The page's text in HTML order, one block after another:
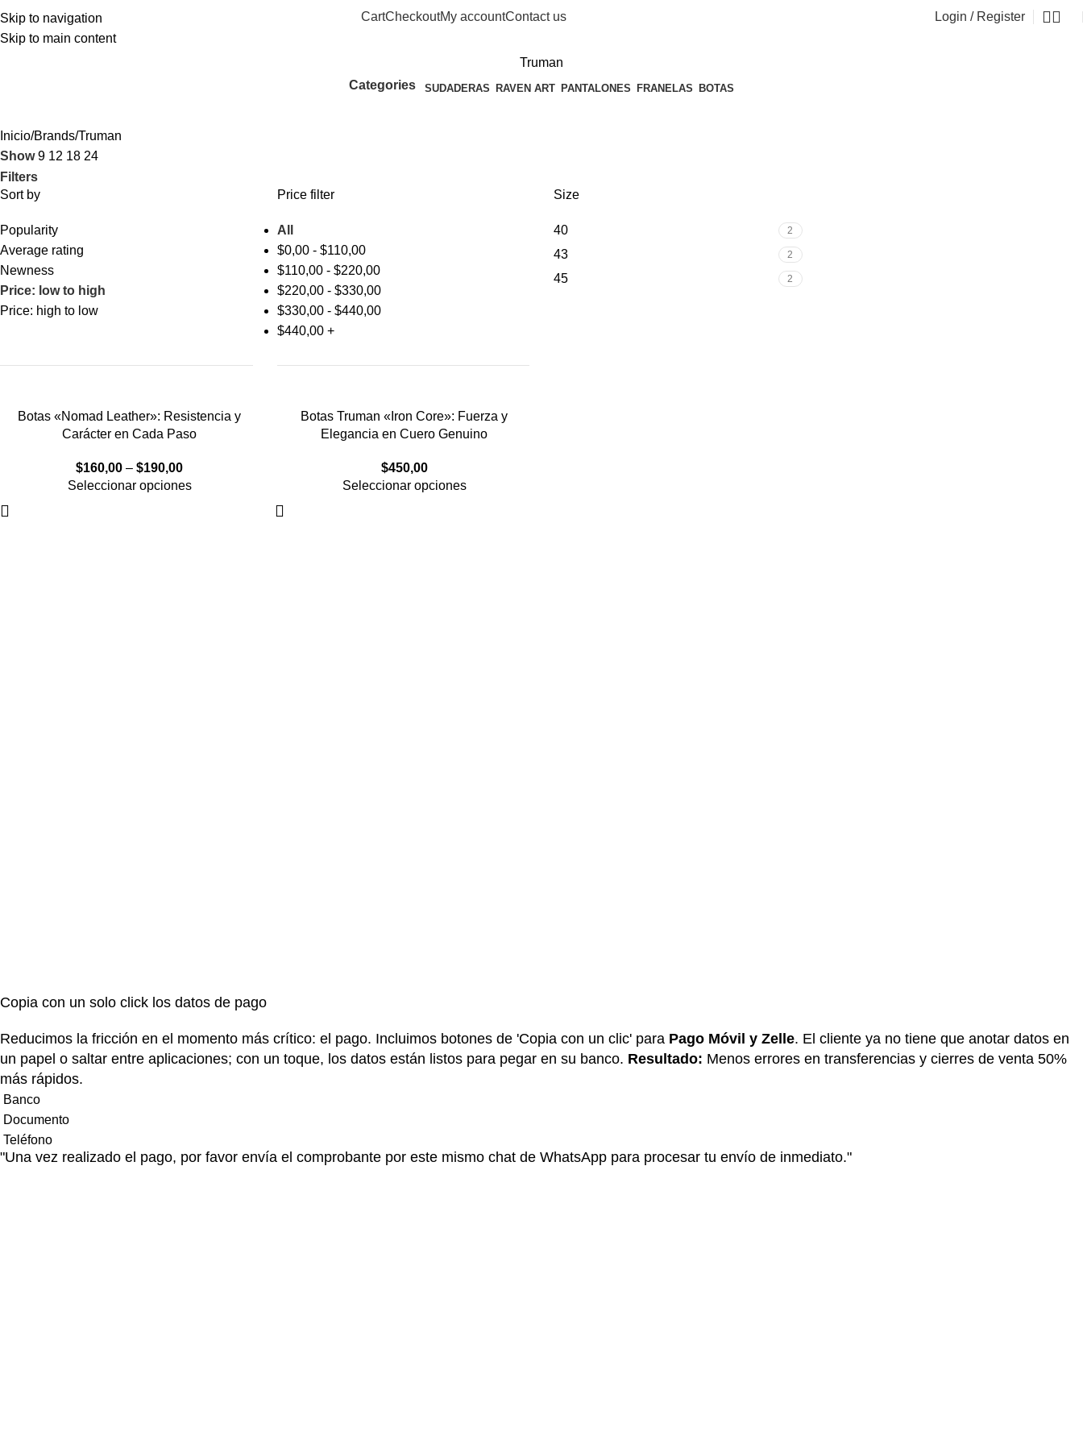
Skip to navigation
Skip to main content
CartCheckoutMy accountContact us Login / Register
Truman
Categories
SUDADERAS RAVEN ART PANTALONES FRANELAS BOTAS
Inicio Brands Truman
Show9 12 18 24
Filters
Sort by
Popularity
Average rating
Newness
Price: low to high
Price: high to low
Price filter
All
$0,00- $110,00
$110,00- $220,00
$220,00- $330,00
$330,00- $440,00
$440,00+
Size
40 2
43 2
45 2
Botas «Nomad Leather»: Resistencia y
Carácter en Cada Paso
$160,00 – $190,00
Seleccionar opciones
Botas Truman «Iron Core»: Fuerza y
Elegancia en Cuero Genuino
$450,00
Seleccionar opciones
Copia con un solo click los datos de pago
Reducimos la fricción en el momento más crítico: el pago. Incluimos botones de 'Copia con un clic' para Pago Móvil y Zelle. El cliente ya no tiene que anotar datos en
un papel o saltar entre aplicaciones; con un toque, los datos están listos para pegar en su banco. Resultado: Menos errores en transferencias y cierres de venta 50%
más rápidos.
Banco
Documento
Teléfono
"Una vez realizado el pago, por favor envía el comprobante por este mismo chat de WhatsApp para procesar tu envío de inmediato."